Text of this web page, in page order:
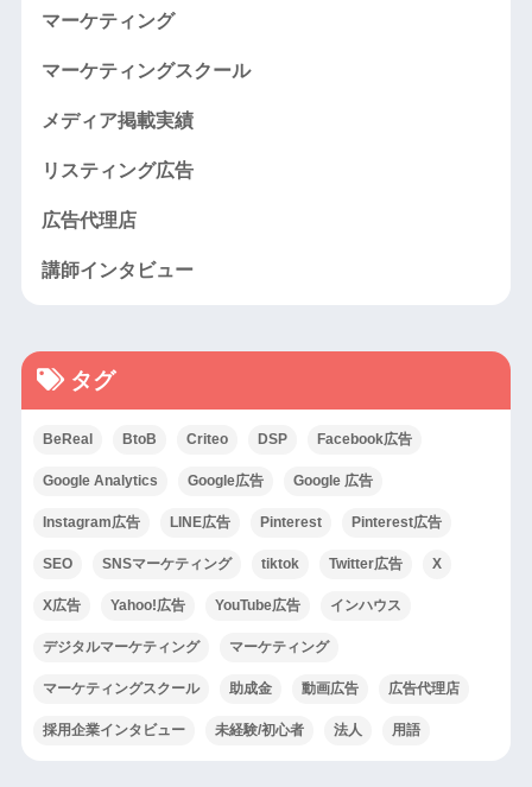
マーケティング
マーケティングスクール
メディア掲載実績
リスティング広告
広告代理店
講師インタビュー
タグ
BeReal BtoB Criteo DSP Facebook広告
Google Analytics Google広告 Google 広告
Instagram広告 LINE広告 Pinterest Pinterest広告
SEO SNSマーケティング tiktok Twitter広告 X
X広告 Yahoo!広告 YouTube広告 インハウス
デジタルマーケティング マーケティング
マーケティングスクール 助成金 動画広告 広告代理店
採用企業インタビュー 未経験/初心者 法人 用語